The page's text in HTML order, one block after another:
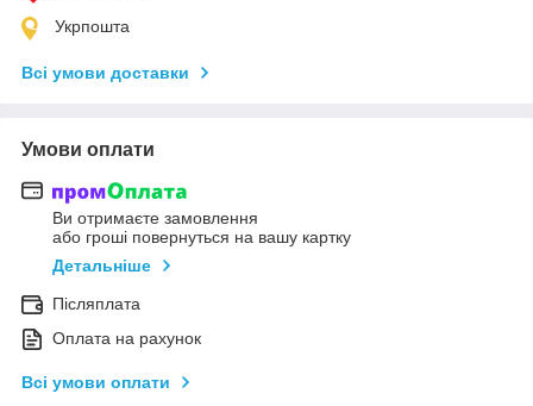
Укрпошта
Всі умови доставки
Умови оплати
Ви отримаєте замовлення
або гроші повернуться на вашу картку
Детальніше
Післяплата
Оплата на рахунок
Всі умови оплати